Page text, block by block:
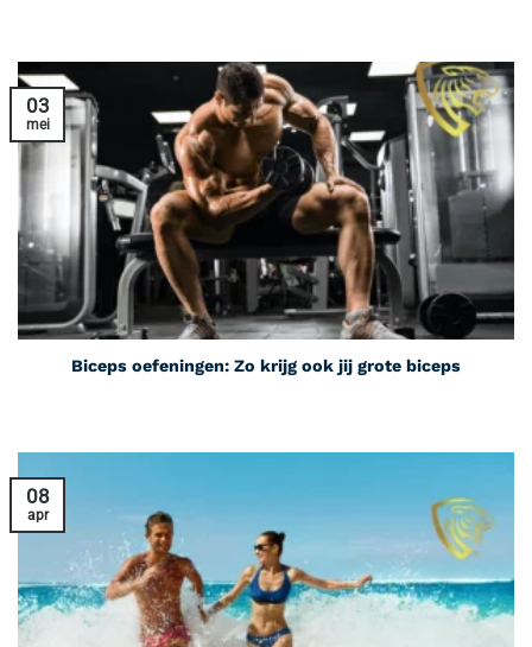
Biceps oefeningen: Zo krijg ook jij grote biceps
03
mei
08
apr